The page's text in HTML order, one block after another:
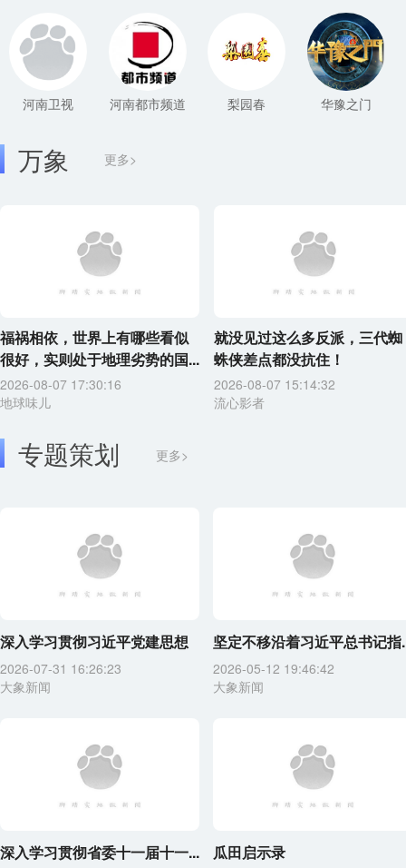
河南卫视 河南都市频道 梨园春 华豫之门
更多>
万象
福祸相依，世界上有哪些看似
很好，实则处于地理劣势的国...
2026-08-07 17:30:16
地球味儿
就没见过这么多反派，三代蜘
蛛侠差点都没抗住！
2026-08-07 15:14:32
流心影者
专题策划 更多>
深入学习贯彻习近平党建思想
2026-07-31 16:26:23
大象新闻
坚定不移沿着习近平总书记指
2026-05-12 19:46:42
大象新闻
深入学习贯彻省委十一届十一... 瓜田启示录